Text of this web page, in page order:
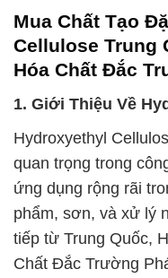
Mua Chất Tạo
Cellulose Trung
Hóa Chất Đắc
1. Giới Thiệu Về
Hydroxyethyl
quan trọng trong
ứng dụng rộng rãi
phẩm, sơn, và xử lý
tiếp từ Trung Quốc,
Chất Đắc Trường